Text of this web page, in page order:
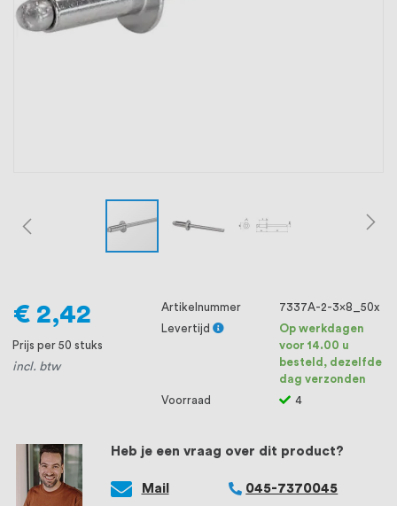
ons voorop, want we geloven dat een
Heb je een vraag over dit product?
Mail 045-7370045
€ 2,42
Prijs per 50 stuks
incl. btw
Artikelnummer
7337A-2-3x8_50x
Levertijd
Op werkdagen
voor 14.00 u
besteld, dezelfde
dag verzonden
Voorraad
4